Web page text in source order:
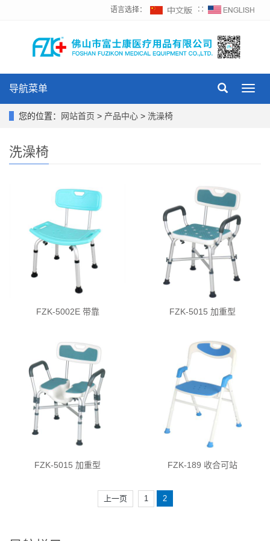
语言选择： ∷
导航菜单
您的位置： 网站首页 > 产品中心 > 洗澡椅
洗澡椅
FZK-5002E 带靠 FZK-5015 加重型
FZK-5015 加重型 FZK-189 收合可站
上一页 1 2